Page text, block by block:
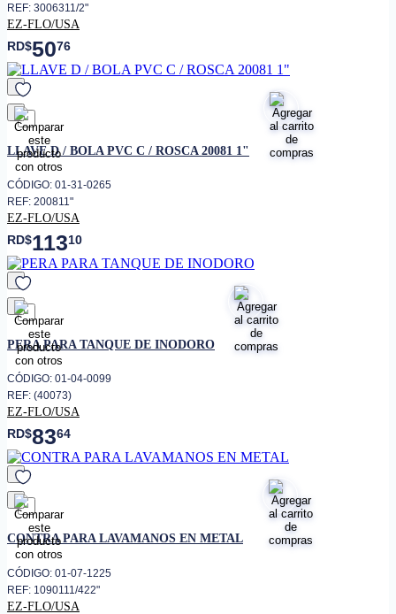
REF: 3006311/2"
EZ-FLO/USA
RD$5076
favorito
LLAVE D / BOLA PVC C / ROSCA 20081 1"
CÓDIGO: 01-31-0265
REF: 200811"
EZ-FLO/USA
RD$11310
favorito
PERA PARA TANQUE DE INODORO
CÓDIGO: 01-04-0099
REF: (40073)
EZ-FLO/USA
RD$8364
favorito
CONTRA PARA LAVAMANOS EN METAL
CÓDIGO: 01-07-1225
REF: 1090111/422"
EZ-FLO/USA